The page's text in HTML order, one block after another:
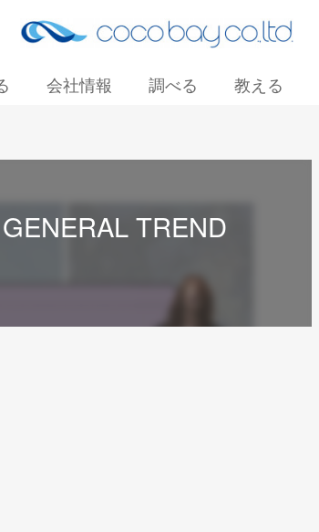
会社情報 調べる 教える
TREND